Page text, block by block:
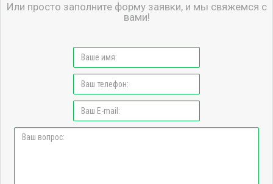
Или просто заполните форму заявки, и мы свяжемся с
вами!